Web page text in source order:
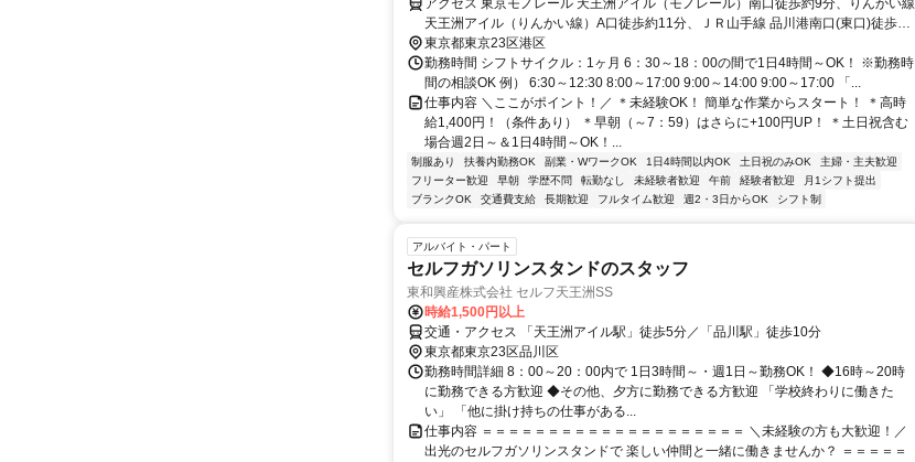
アクセス 東京モノレール 天王洲アイル（モノレール）南口徒歩約9分、りんかい線
天王洲アイル（りんかい線）A口徒歩約11分、ＪＲ山手線 品川港南口(東口)徒歩約
26分
東京都東京23区港区
勤務時間 シフトサイクル：1ヶ月 6：30～18：00の間で1日4時間～OK！ ※勤務時
間の相談OK 例） 6:30～12:30 8:00～17:00 9:00～14:00 9:00～17:00 「...
仕事内容 ＼ここがポイント！／ ＊未経験OK！ 簡単な作業からスタート！ ＊高時
給1,400円！（条件あり） ＊早朝（～7：59）はさらに+100円UP！ ＊土日祝含む
場合週2日～＆1日4時間～OK！...
制服あり 扶養内勤務OK 副業・WワークOK 1日4時間以内OK 土日祝のみOK
主婦・主夫歓迎
フリーター歓迎
早朝 学歴不問 転勤なし 未経験者歓迎 午前 経験者歓迎
月1シフト提出
ブランクOK
交通費支給 長期歓迎 フルタイム歓迎 週2・3日からOK シフト制
アルバイト・パート
セルフガソリンスタンドのスタッフ
東和興産株式会社 セルフ天王洲SS
時給1,500円以上
交通・アクセス 「天王洲アイル駅」徒歩5分／「品川駅」徒歩10分
東京都東京23区品川区
勤務時間詳細 8：00～20：00内で 1日3時間～・週1日～勤務OK！ ◆16時～20時
に勤務できる方歓迎 ◆その他、夕方に勤務できる方歓迎 「学校終わりに働きた
い」 「他に掛け持ちの仕事がある...
仕事内容 ＝＝＝＝＝＝＝＝＝＝＝＝＝＝＝＝＝＝＝＝ ＼未経験の方も大歓迎！／
出光のセルフガソリンスタンドで 楽しい仲間と一緒に働きませんか？ ＝＝＝＝＝